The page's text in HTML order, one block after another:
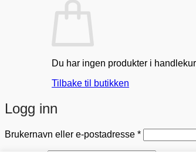
Du har ingen produkter i
Tilbake til butikken
Logg inn
Brukernavn eller e-postadresse *Påkrevd